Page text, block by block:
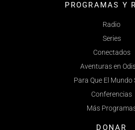
PROGRAMAS Y
Radio
Series
Conectados
Aventuras en
Para Que El Mundo
Conferencias
Más
DONAR